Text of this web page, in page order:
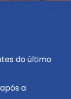
do último
a